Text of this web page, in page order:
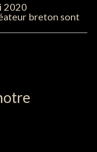
2020
breton sont